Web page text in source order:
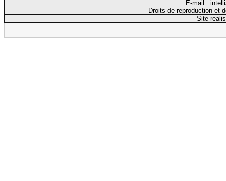
E-mail :
Droits de reproduction et
Site